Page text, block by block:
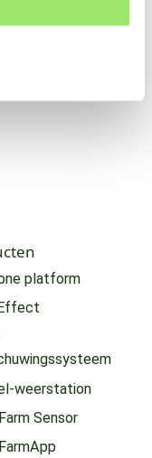
platform
weerstation
Sensor